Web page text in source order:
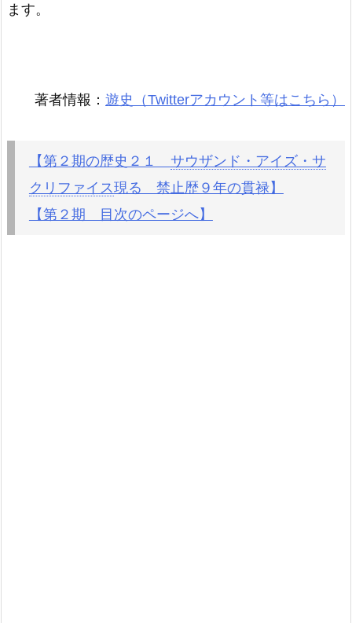
ます。
著者情報： 遊史（Twitterアカウント等はこちら）
【第２期の歴史２１ サウザンド・アイズ・サ
クリファイス現る 禁止歴９年の貫禄】
【第２期 目次のページへ】